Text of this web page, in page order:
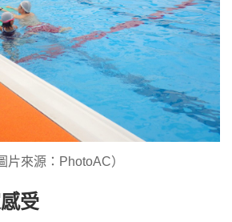
片來源：PhotoAC）
受